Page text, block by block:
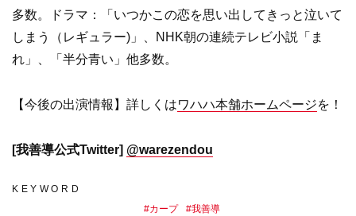
多数。ドラマ：「いつかこの恋を思い出してきっと泣いて
しまう（レギュラー)」、NHK朝の連続テレビ小説「ま
れ」、「半分青い」他多数。
【今後の出演情報】詳しくはワハハ本舗ホームページを！
[我善導公式Twitter] @warezendou
KEYWORD
#カープ #我善導